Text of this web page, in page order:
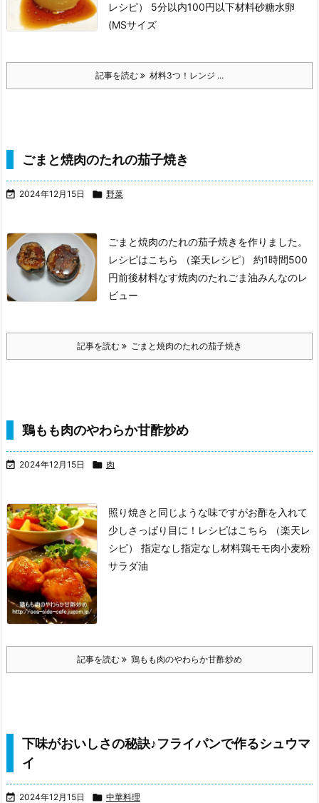
レシピ）
5分以内100円以下材料砂糖水卵
(MSサイズ
記事を読む 材料3つ！レンジ ...
ごまと焼肉のたれの茄子焼き
 2024年12月15日  野菜
ごまと焼肉のたれの茄子焼きを作りました。
レシピはこちら （楽天レシピ）
約1時間500
円前後材料なす焼肉のたれごま油みんなのレ
ビュー
記事を読む ごまと焼肉のたれの茄子焼き
鶏もも肉のやわらか甘酢炒め
 2024年12月15日  肉
照り焼きと同じような味ですがお酢を入れて
少しさっぱり目に！ レシピはこちら （楽天レ
シピ）
指定なし指定なし材料鶏モモ肉小麦粉
サラダ油
記事を読む 鶏もも肉のやわらか甘酢炒め
下味がおいしさの秘訣♪フライパンで作るシュウマ
イ
 2024年12月15日  中華料理